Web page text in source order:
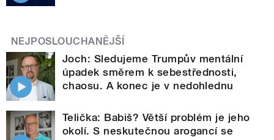
NEJPOSLOUCHANĚJŠÍ
Joch: Sledujeme Trumpův mentální
úpadek směrem k sebestřednosti,
chaosu. A konec je v nedohlednu
Telička: Babiš? Větší problém je jeho
okolí. S neskutečnou arogancí se